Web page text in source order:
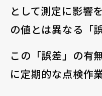
として測定に影響
の値とは異なる「
この「誤差」の有
に定期的な点検作